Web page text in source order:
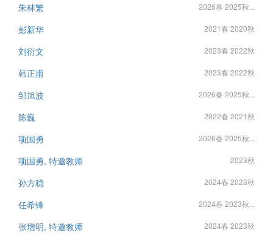
朱林繁 2026春 2025秋...
彭新华 2021春 2020秋
刘衍文 2023春 2022秋
韩正甫 2023春 2022秋
邹旭波 2026春 2025秋...
陈巍 2022春 2021秋
项国勇 2026春 2025秋...
项国勇, 特邀教师 2023秋
孙方稳 2024春 2023秋
任希锋 2024春 2023秋...
张增明, 特邀教师 2024春 2023秋